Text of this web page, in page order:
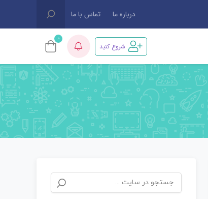
درباره ما تماس با ما
شروع کنید
0